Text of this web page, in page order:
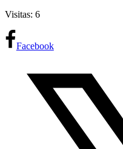
Visitas: 6
Facebook